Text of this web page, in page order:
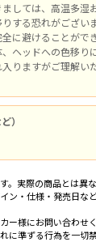
しては、高温多湿
する恐れがござい
に避けることがで
ヘッドへの色移り
りますがご理解い
）
実際の商品とは異な
ン・仕様・発売日な
ー様にお問い合わせく
に準ずる行為を一切禁